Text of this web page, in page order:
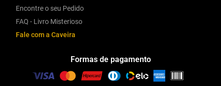
Encontre o seu Pedido
FAQ - Livro Misterioso
Fale com a Caveira
Formas de pagamento